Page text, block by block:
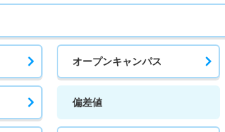
オープンキャンパス
偏差値